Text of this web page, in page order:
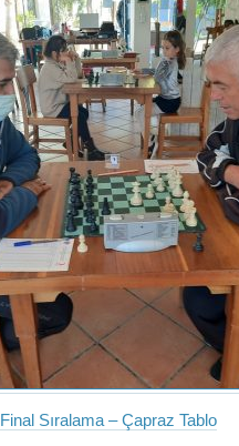
Final Sıralama – Çapraz Tablo